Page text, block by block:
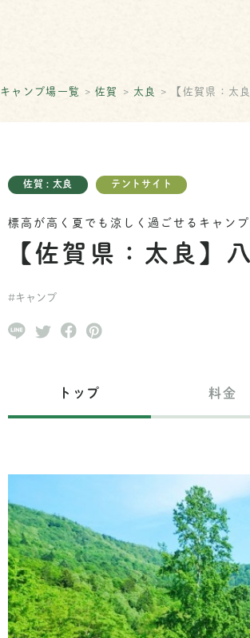
キャンプ場一覧 佐賀 太良 【佐賀県：太
佐賀 : 太良
テントサイト
標高が高く夏でも涼しく過ごせるキャン
【佐賀県：太良】
#キャンプ
トップ 料金